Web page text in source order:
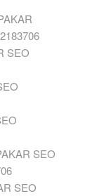
SEO
SEO
SEO